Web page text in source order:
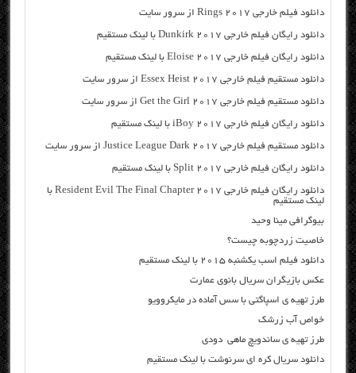
دانلود فیلم خارجی Rings 2017 از سرور سایت
دانلود رایگان فیلم خارجی Dunkirk 2017 با لینک مستقیم
دانلود رایگان فیلم خارجی Eloise 2017 با لینک مستقیم
دانلود مستقیم فیلم خارجی Essex Heist 2017 از سرور سایت
دانلود مستقیم فیلم خارجی Get the Girl 2017 از سرور سایت
دانلود رایگان فیلم خارجی iBoy 2017 با لینک مستقیم
دانلود مستقیم فیلم خارجی Justice League Dark 2017 از سرور سایت
دانلود رایگان فیلم خارجی Split 2017 با لینک مستقیم
دانلود رایگان فیلم خارجی Resident Evil The Final Chapter 2017 با
لینک مستقیم
بیوگرافی مینا وحید
خاصیت زردچوبه چیست؟
دانلود فیلم اسب یکشنبه ۲۰۱۵ با لینک مستقیم
عکس بازیگران سریال بانوی عمارت
طرز تهیه ی اسپاگتی با سس آماده در مایکروویو
خواص آب زرشک
طرز تهیه ی ساندویچ ماهی دودی
دانلود سریال کره ای سرنوشت با لینک مستقیم